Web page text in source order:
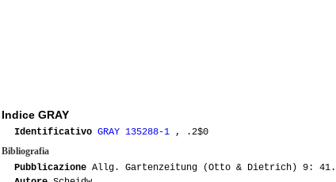
Indice GRAY
Identificativo GRAY 135288-1 , .2$0
Bibliografia
Pubblicazione Allg. Gartenzeitung (Otto & Dietrich) 9: 41.